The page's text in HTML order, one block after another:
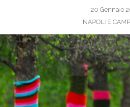
20 Gennaio
NAPOLI E